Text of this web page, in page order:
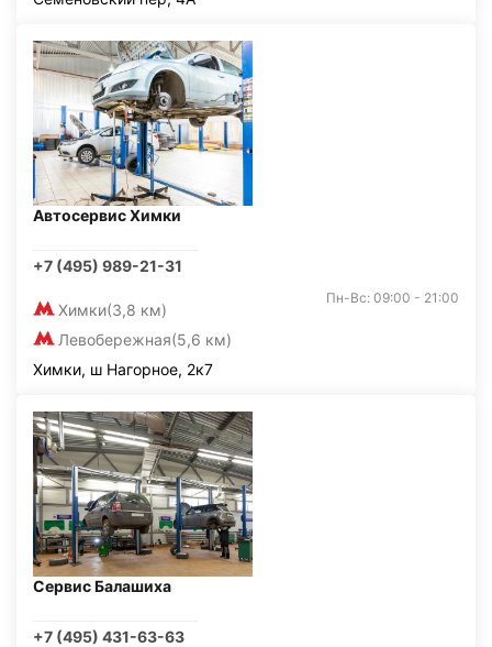
Автосервис Химки
+7 (495) 989-21-31
Химки(3,8 км)
Левобережная(5,6 км)
Пн-Вс: 09:00 - 21:00
Химки, ш Нагорное, 2к7
Сервис Балашиха
+7 (495) 431-63-63